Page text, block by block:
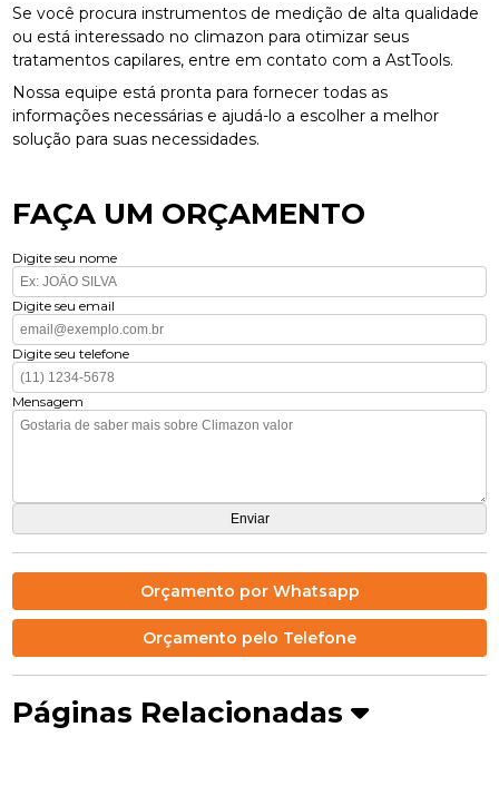
Se você procura instrumentos de medição de alta qualidade
ou está interessado no climazon para otimizar seus
tratamentos capilares, entre em contato com a AstTools.
Nossa equipe está pronta para fornecer todas as
informações necessárias e ajudá-lo a escolher a melhor
solução para suas necessidades.
FAÇA UM ORÇAMENTO
Digite seu nome
Digite seu email
Digite seu telefone
Mensagem
Orçamento por Whatsapp
Orçamento pelo Telefone
Páginas Relacionadas